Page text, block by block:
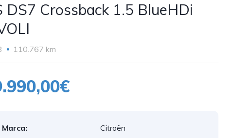
DS7 Crossback 1.5 BlueHDi
110.767 km
Marca:
Citroën